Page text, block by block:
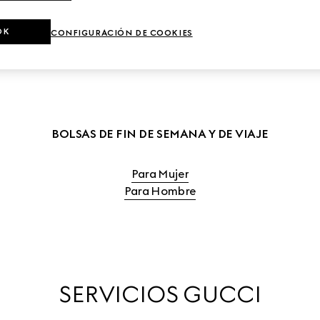
DE VIAJE PARA MUJER
BOLSAS DE FIN DE SEMANA Y DE VIAJE
Para Mujer
Para Hombre
SERVICIOS GUCCI
CONFIGURACIÓN DE COOKIES